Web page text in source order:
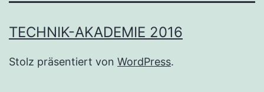
TECHNIK-AKADEMIE 2016
Stolz präsentiert von WordPress.